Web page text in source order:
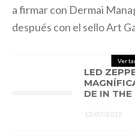
a firmar con Dermai
después con el sello Art
Ver
LED
DE IN THE
12/07/2015